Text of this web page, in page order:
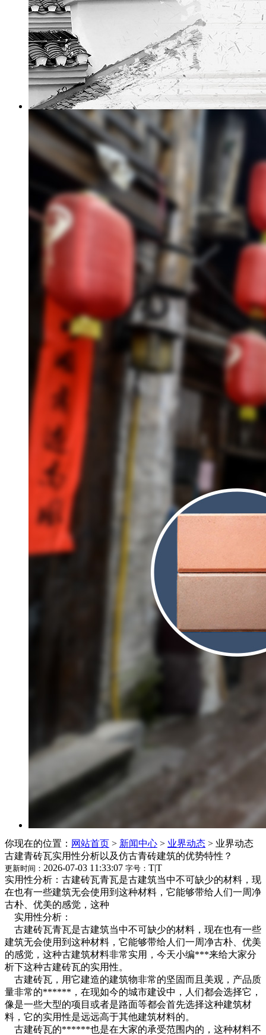
你现在的位置： 网站首页 > 新闻中心 > 业界动态 > 业界动态
古建青砖瓦实用性分析以及仿古青砖建筑的优势特性？
更新时间： 2026-07-03 11:33:07 字号： T|T
实用性分析：古建砖瓦青瓦是古建筑当中不可缺少的材料，现
在也有一些建筑无会使用到这种材料，它能够带给人们一周净
古朴、优美的感觉，这种
实用性分析：
古建砖瓦青瓦是古建筑当中不可缺少的材料，现在也有一些
建筑无会使用到这种材料，它能够带给人们一周净古朴、优美
的感觉，这种古建筑材料非常实用，今天小编***来给大家分
析下这种古建砖瓦的实用性。
古建砖瓦，用它建造的建筑物非常的坚固而且美观，产品质
量非常的******，在现如今的城市建设中，人们都会选择它，
像是一些大型的项目或者是路面等都会首先选择这种建筑材
料，它的实用性是远远高于其他建筑材料的。
古建砖瓦的******也是在大家的承受范围内的，这种材料不